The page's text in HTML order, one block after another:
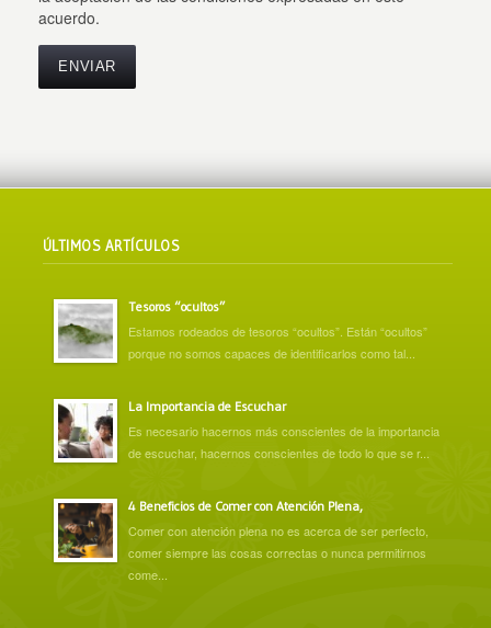
acuerdo.
ÚLTIMOS ARTÍCULOS
Tesoros “ocultos”
Estamos rodeados de tesoros “ocultos”. Están “ocultos”
porque no somos capaces de identificarlos como tal...
La Importancia de Escuchar
Es necesario hacernos más conscientes de la importancia
de escuchar, hacernos conscientes de todo lo que se r...
4 Beneficios de Comer con Atención Plena,
Comer con atención plena no es acerca de ser perfecto,
comer siempre las cosas correctas o nunca permitirnos
come...